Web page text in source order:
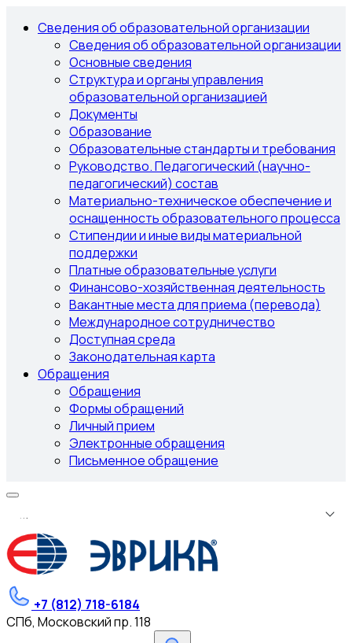
Сведения об образовательной организации
Сведения об образовательной организации
Основные сведения
Структура и органы управления
образовательной организацией
Документы
Образование
Образовательные стандарты и требования
Руководство. Педагогический (научно-
педагогический) состав
Материально-техническое обеспечение и
оснащенность образовательного процесса
Стипендии и иные виды материальной
поддержки
Платные образовательные услуги
Финансово-хозяйственная деятельность
Вакантные места для приема (перевода)
Международное сотрудничество
Доступная среда
Законодательная карта
Обращения
Обращения
Формы обращений
Личный прием
Электронные обращения
Письменное обращение
...
+7 (812) 718-6184
СПб, Московский пр. 118